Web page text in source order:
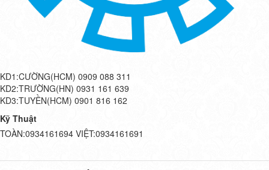
KD1:CƯỜNG(HCM) 0909 088 311
KD2:TRƯỜNG(HN) 0931 161 639
KD3:TUYỀN(HCM) 0901 816 162
Kỹ Thuật
TOÀN:0934161694 VIỆT:0934161691